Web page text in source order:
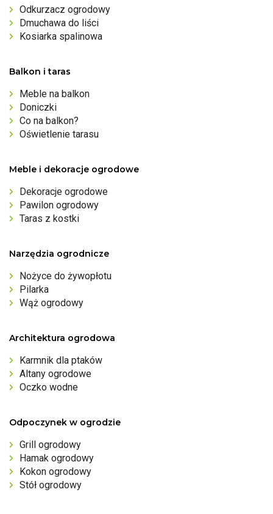
Odkurzacz ogrodowy
Dmuchawa do liści
Kosiarka spalinowa
Balkon i taras
Meble na balkon
Doniczki
Co na balkon?
Oświetlenie tarasu
Meble i dekoracje ogrodowe
Dekoracje ogrodowe
Pawilon ogrodowy
Taras z kostki
Narzędzia ogrodnicze
Nożyce do żywopłotu
Pilarka
Wąż ogrodowy
Architektura ogrodowa
Karmnik dla ptaków
Altany ogrodowe
Oczko wodne
Odpoczynek w ogrodzie
Grill ogrodowy
Hamak ogrodowy
Kokon ogrodowy
Stół ogrodowy